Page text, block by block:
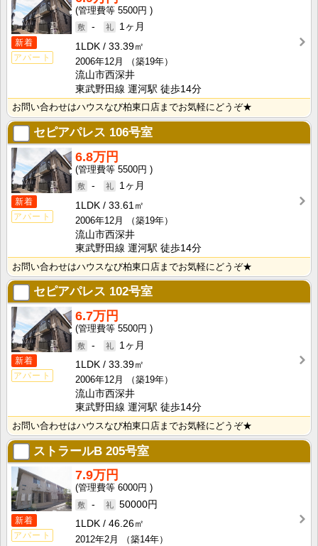
新着
アパート
5500円
-
1ヶ月
1LDK
33.39㎡
2006年12月
（築19年）
流山市西深井
東武野田線 運河駅 徒歩14分
お問い合わせはハウスなび柏東口店までお気軽にどうぞ★
セピアパレス 106号室
新着
アパート
6.8万円
5500円
-
1ヶ月
1LDK
33.61㎡
2006年12月
（築19年）
流山市西深井
東武野田線 運河駅 徒歩14分
お問い合わせはハウスなび柏東口店までお気軽にどうぞ★
セピアパレス 102号室
新着
アパート
6.7万円
5500円
-
1ヶ月
1LDK
33.39㎡
2006年12月
（築19年）
流山市西深井
東武野田線 運河駅 徒歩14分
お問い合わせはハウスなび柏東口店までお気軽にどうぞ★
ストラールB 205号室
新着
アパート
7.9万円
6000円
-
50000円
1LDK
46.26㎡
2012年2月
（築14年）